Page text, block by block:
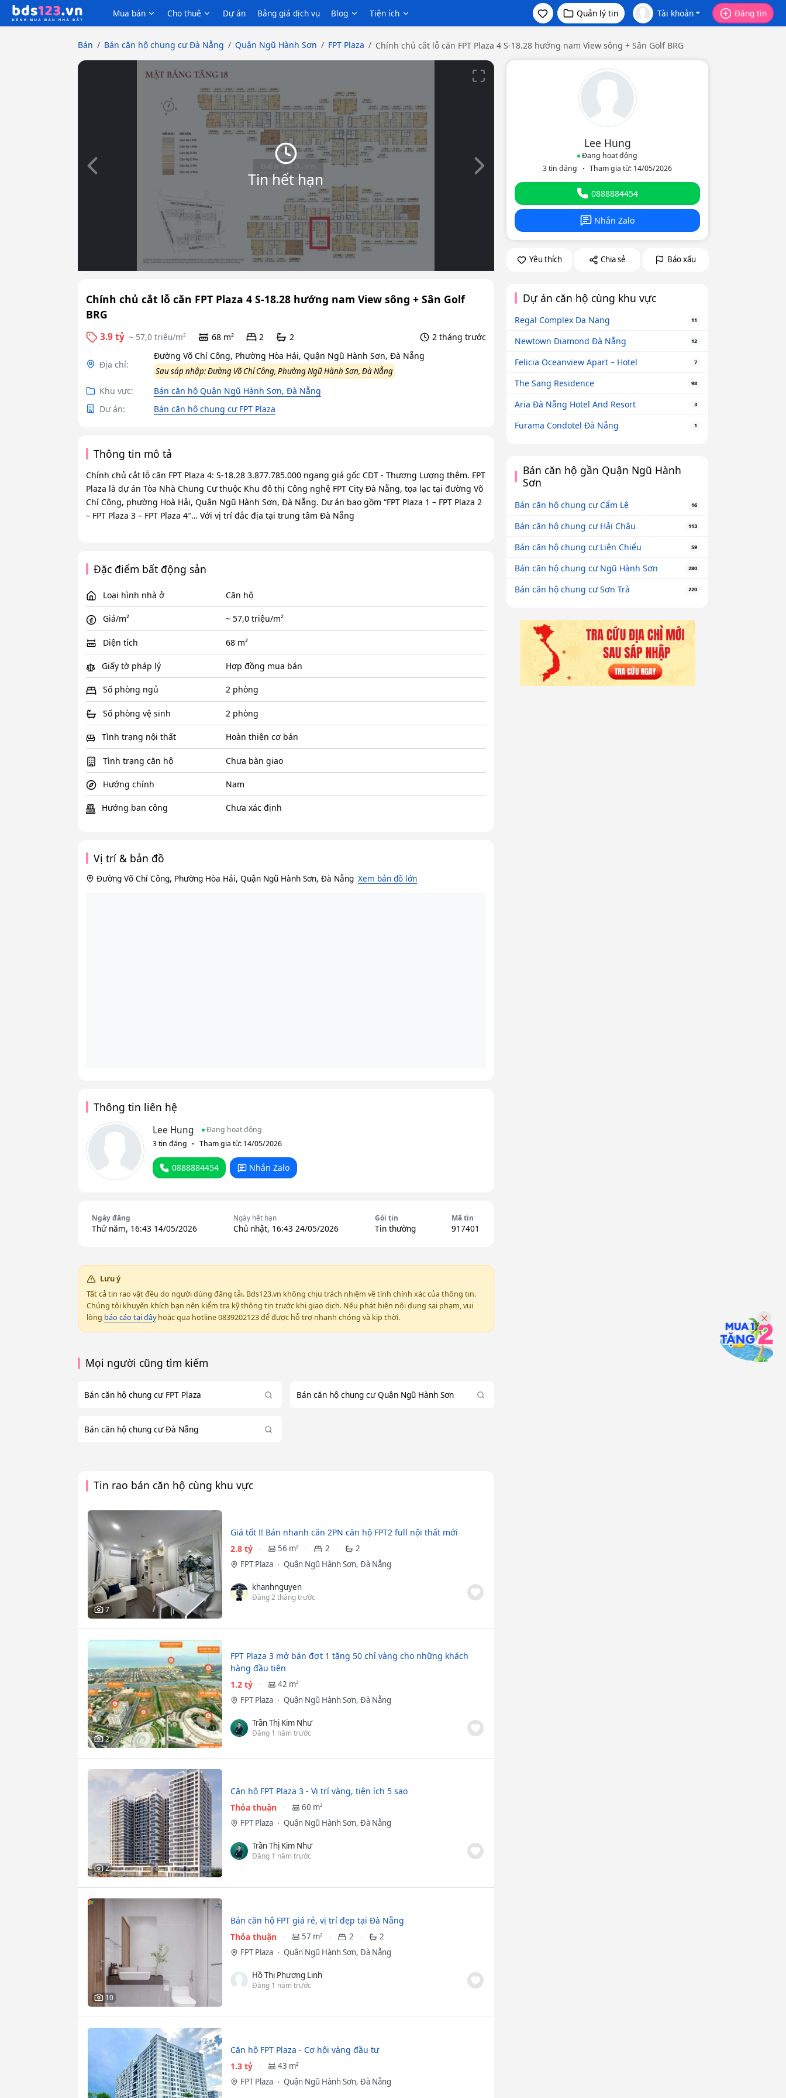
Mua bán Cho thuê Dự án Bảng giá dịch vụ Blog Tiện ích Quản lý tin Tài khoản Đăng tin
Bán Bán căn hộ chung cư Đà Nẵng Quận Ngũ Hành Sơn FPT Plaza Chính chủ cắt lỗ căn FPT Plaza 4 S-18.28 hướng nam View sông + Sân Golf BRG
Tin hết hạn
Slide trước Slide tiếp theo
Chính chủ cắt lỗ căn FPT Plaza 4 S-18.28 hướng nam View sông + Sân Golf
BRG
3.9 tỷ ~ 57,0 triệu/m² 68 m² 2 2 2 tháng trước
Địa chỉ:
Đường Võ Chí Công, Phường Hòa Hải, Quận Ngũ Hành Sơn, Đà Nẵng
Sau sáp nhập: Đường Võ Chí Công, Phường Ngũ Hành Sơn, Đà Nẵng
Khu vực:
Bán căn hộ Quận Ngũ Hành Sơn, Đà Nẵng
Dự án:
Bán căn hộ chung cư FPT Plaza
Thông tin mô tả
Chính chủ cắt lỗ căn FPT Plaza 4: S-18.28 3.877.785.000 ngang giá gốc CDT - Thương Lượng thêm. FPT
Plaza là dự án Tòa Nhà Chung Cư thuộc Khu đô thị Công nghệ FPT City Đà Nẵng, tọa lạc tại đường Võ
Chí Công, phường Hoà Hải, Quận Ngũ Hành Sơn, Đà Nẵng. Dự án bao gồm “FPT Plaza 1 – FPT Plaza 2
– FPT Plaza 3 – FPT Plaza 4″… Với vị trí đắc địa tại trung tâm Đà Nẵng
Đặc điểm bất động sản
Loại hình nhà ở Căn hộ
Giá/m² ~ 57,0 triệu/m²
Diện tích 68 m²
Giấy tờ pháp lý Hợp đồng mua bán
Số phòng ngủ 2 phòng
Số phòng vệ sinh 2 phòng
Tình trạng nội thất Hoàn thiện cơ bản
Tình trạng căn hộ Chưa bàn giao
Hướng chính Nam
Hướng ban công Chưa xác định
Vị trí & bản đồ
Đường Võ Chí Công, Phường Hòa Hải, Quận Ngũ Hành Sơn, Đà Nẵng Xem bản đồ lớn
Thông tin liên hệ
Lee Hung
Đang hoạt động
3 tin đăng
Tham gia từ: 14/05/2026
0888884454 Nhắn Zalo
Ngày đăng
Thứ năm, 16:43 14/05/2026
Ngày hết hạn
Chủ nhật, 16:43 24/05/2026
Gói tin
Tin thường
Mã tin
917401
Lưu ý
Tất cả tin rao vặt đều do người dùng đăng tải. Bds123.vn không chịu trách nhiệm về tính chính xác của thông tin.
Chúng tôi khuyến khích bạn nên kiểm tra kỹ thông tin trước khi giao dịch. Nếu phát hiện nội dung sai phạm, vui
lòng báo cáo tại đâyhoặc qua hotline 0839202123 để được hỗ trợ nhanh chóng và kịp thời.
Mọi người cũng tìm kiếm
Bán căn hộ chung cư FPT Plaza Bán căn hộ chung cư Quận Ngũ Hành Sơn
Bán căn hộ chung cư Đà Nẵng
Tin rao bán căn hộ cùng khu vực
7
Giá tốt !! Bán nhanh căn 2PN căn hộ FPT2 full nội thất mới
2.8 tỷ
56 m² 2
2
FPT Plaza
Quận Ngũ Hành Sơn, Đà Nẵng
khanhnguyen
Đăng 2 tháng trước
2
FPT Plaza 3 mở bán đợt 1 tặng 50 chỉ vàng cho những khách
hàng đầu tiên
1.2 tỷ
42 m²
FPT Plaza
Quận Ngũ Hành Sơn, Đà Nẵng
Trần Thị Kim Như
Đăng 1 năm trước
2
Căn hộ FPT Plaza 3 - Vị trí vàng, tiện ích 5 sao
Thỏa thuận
60 m²
FPT Plaza
Quận Ngũ Hành Sơn, Đà Nẵng
Trần Thị Kim Như
Đăng 1 năm trước
10
Bán căn hộ FPT giá rẻ, vị trí đẹp tại Đà Nẵng
Thỏa thuận
57 m² 2
2
FPT Plaza
Quận Ngũ Hành Sơn, Đà Nẵng
Hồ Thị Phương Linh
Đăng 1 năm trước
Căn hộ FPT Plaza - Cơ hội vàng đầu tư
1.3 tỷ
43 m²
FPT Plaza
Quận Ngũ Hành Sơn, Đà Nẵng
Lee Hung
Đang hoạt động
3 tin đăng
Tham gia từ: 14/05/2026
0888884454
Nhắn Zalo
Yêu thích Chia sẻ Báo xấu
Dự án căn hộ cùng khu vực
Regal Complex Da Nang 11
Newtown Diamond Đà Nẵng 12
Felicia Oceanview Apart – Hotel 7
The Sang Residence 98
Aria Đà Nẵng Hotel And Resort 3
Furama Condotel Đà Nẵng 1
Bán căn hộ gần Quận Ngũ Hành
Sơn
Bán căn hộ chung cư Cẩm Lệ 16
Bán căn hộ chung cư Hải Châu 113
Bán căn hộ chung cư Liên Chiểu 59
Bán căn hộ chung cư Ngũ Hành Sơn 280
Bán căn hộ chung cư Sơn Trà 220